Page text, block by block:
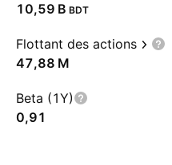
‪10,59 B‬ BDT
Flottant des actions
‪47,88 M‬
Beta (1Y)
0,91